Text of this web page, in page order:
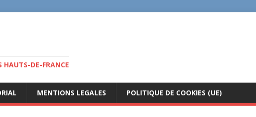
HAUTS-DE-FRANCE
MENTIONS LEGALES POLITIQUE DE COOKIES (UE)